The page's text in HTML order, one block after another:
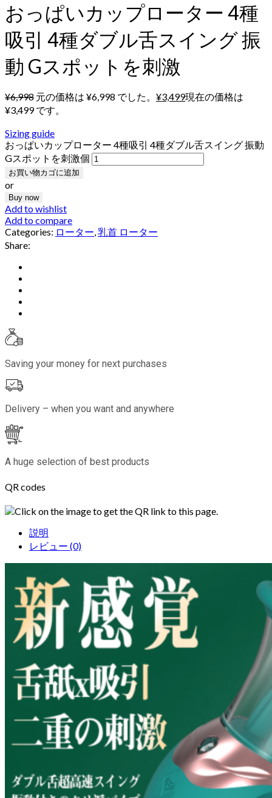
おっぱいカップローター 4種
吸引 4種ダブル舌スイング 振
動 Gスポットを刺激
¥6,998 元の価格は ¥6,998 でした。 ¥3,499現在の価格は
¥3,499 です。
Sizing guide
おっぱいカップローター 4種吸引 4種ダブル舌スイング 振動
Gスポットを刺激個
お買い物カゴに追加
or
Buy now
Add to wishlist
Add to compare
Categories: ローター,乳首 ローター
Share:
Saving your money for next purchases
Delivery – when you want and anywhere
A huge selection of best products
QR codes
Click on the image to get the QR link to this page.
説明
レビュー (0)